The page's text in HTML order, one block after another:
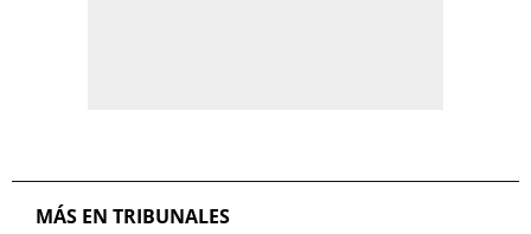
MÁS EN TRIBUNALES